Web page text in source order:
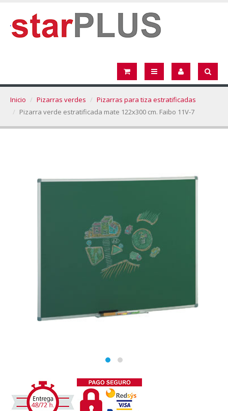
Inicio Pizarras verdes
Pizarras para tiza estratificadas
Pizarra verde estratificada mate 122x300 cm. Faibo 11V-7